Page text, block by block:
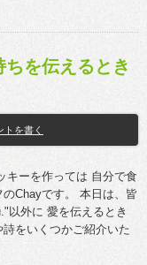
を伝えるとき
トを書く
キーを作っては 自分で食
Chayです。 本日は、皆
以外に 愛を伝えるとき
をいくつかご紹介いた